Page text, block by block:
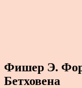
Фишер Э.
Бетховена